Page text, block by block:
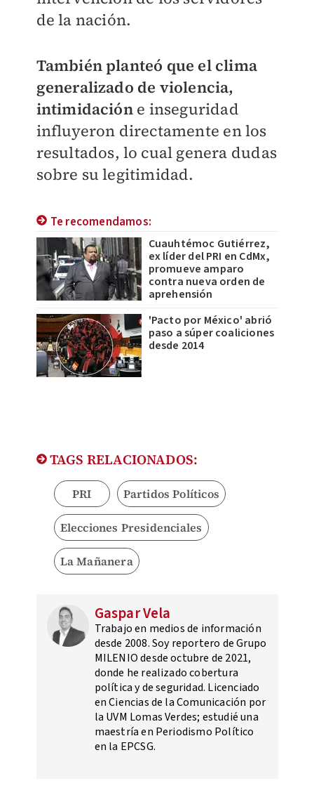
de la nación.
También planteó que el clima
generalizado de violencia,
intimidacióne inseguridad
influyeron directamente en los
resultados, lo cual genera dudas
sobre su legitimidad.
Te recomendamos:
Cuauhtémoc Gutiérrez,
ex líder del PRI en CdMx,
promueve amparo
contra nueva orden de
aprehensión
'Pacto por México' abrió
paso a súper coaliciones
desde 2014
TAGS RELACIONADOS:
PRI Partidos Políticos
Elecciones Presidenciales
La Mañanera
Gaspar Vela
Trabajo en medios de información
desde 2008. Soy reportero de Grupo
MILENIO desde octubre de 2021,
donde he realizado cobertura
política y de seguridad. Licenciado
en Ciencias de la Comunicación por
la UVM Lomas Verdes; estudié una
maestría en Periodismo Político
en la EPCSG.